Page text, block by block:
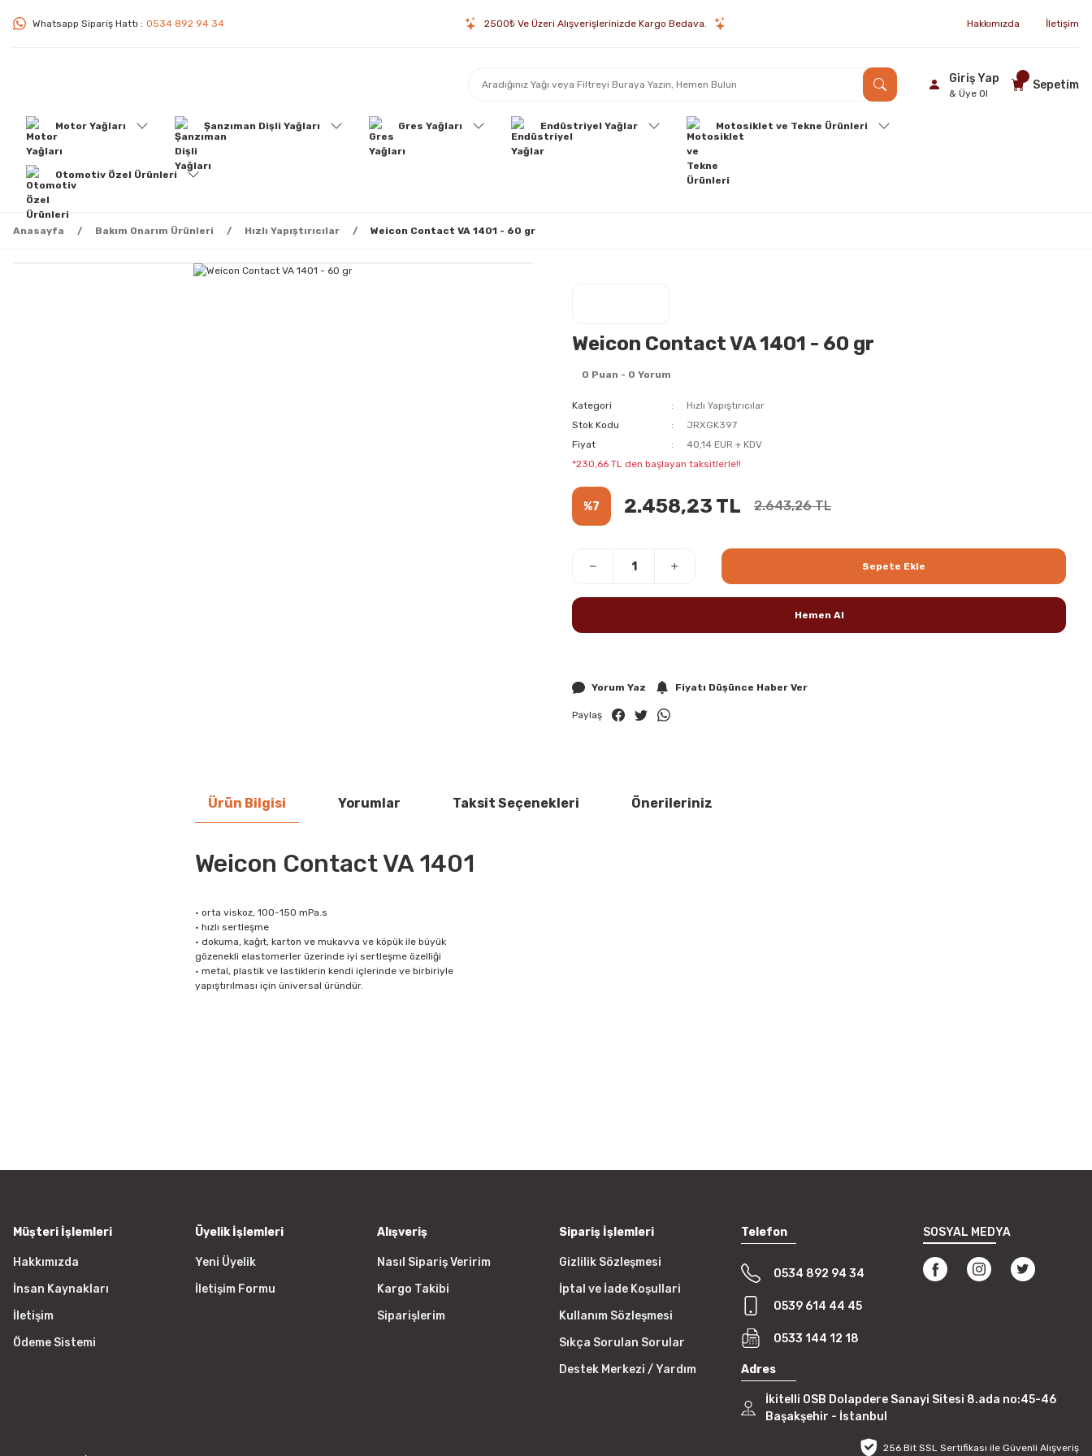
Whatsapp Sipariş Hattı : 0534 892 94 34 2500₺ Ve Üzeri Alışverişlerinizde Kargo Bedava. Hakkımızda İletişim
Giriş Yap
& Üye Ol
Sepetim
Motor Yağları Şanzıman Dişli Yağları Gres Yağları Endüstriyel Yağlar Motosiklet ve Tekne Ürünleri
Otomotiv Özel Ürünleri
Anasayfa Bakım Onarım Ürünleri Hızlı Yapıştırıcılar Weicon Contact VA 1401 - 60 gr
Weicon Contact VA 1401 - 60 gr
0 Puan - 0 Yorum
Kategori
Hızlı Yapıştırıcılar
Stok Kodu
JRXGK397
Fiyat
40,14 EUR + KDV
*230,66 TL den başlayan taksitlerle!!
%7 2.458,23 TL 2.643,26 TL
Sepete Ekle
Hemen Al
Yorum Yaz Fiyatı Düşünce Haber Ver
Paylaş
Ürün Bilgisi Yorumlar Taksit Seçenekleri Önerileriniz
Weicon Contact VA 1401
• orta viskoz, 100-150 mPa.s
• hızlı sertleşme
• dokuma, kağıt, karton ve mukavva ve köpük ile büyük
gözenekli elastomerler üzerinde iyi sertleşme özelliği
• metal, plastik ve lastiklerin kendi içlerinde ve birbiriyle
yapıştırılması için üniversal üründür.
Gönder
Müşteri İşlemleri
Hakkımızda
İnsan Kaynakları
İletişim
Ödeme Sistemi
Üyelik İşlemleri
Yeni Üyelik
İletişim Formu
Alışveriş
Nasıl Sipariş Veririm
Kargo Takibi
Siparişlerim
Sipariş İşlemleri
Gizlilik Sözleşmesi
İptal ve İade Koşullari
Kullanım Sözleşmesi
Sıkça Sorulan Sorular
Destek Merkezi / Yardım
Telefon
0534 892 94 34
0539 614 44 45
0533 144 12 18
SOSYAL MEDYA
Adres
İkitelli OSB Dolapdere Sanayi Sitesi 8.ada no:45-46
Başakşehir - İstanbul
256 Bit SSL Sertifikası ile Güvenli Alışveriş